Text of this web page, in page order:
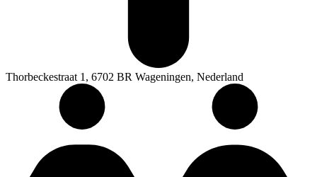
Thorbeckestraat 1, 6702 BR Wageningen, Nederland